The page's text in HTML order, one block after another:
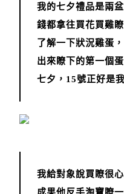
我的七夕禮品是兩
錢都拿往買花買雞
了解一下狀況雞蛋
出來瞭下的第一個
七夕，15號正好是
我給對象說買瞭很